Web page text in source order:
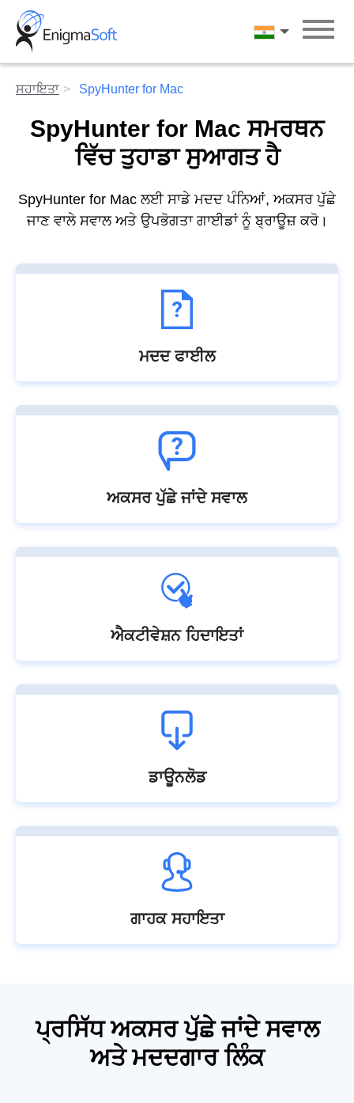
Skip
content
पंजाबी
ਸਹਾਇਤਾ SpyHunter for Mac
SpyHunter for Mac ਸਮਰਥਨ
ਵਿੱਚ ਤੁਹਾਡਾ ਸੁਆਗਤ ਹੈ
SpyHunter for Mac ਲਈ ਸਾਡੇ ਮਦਦ ਪੰਨਿਆਂ, ਅਕਸਰ ਪੁੱਛੇ
ਜਾਣ ਵਾਲੇ ਸਵਾਲ ਅਤੇ ਉਪਭੋਗਤਾ ਗਾਈਡਾਂ ਨੂੰ ਬ੍ਰਾਊਜ਼ ਕਰੋ।
ਮਦਦ ਫਾਈਲ
ਅਕਸਰ ਪੁੱਛੇ ਜਾਂਦੇ ਸਵਾਲ
ਐਕਟੀਵੇਸ਼ਨ ਹਿਦਾਇਤਾਂ
ਡਾਊਨਲੋਡ
ਗਾਹਕ ਸਹਾਇਤਾ
ਪ੍ਰਸਿੱਧ ਅਕਸਰ ਪੁੱਛੇ ਜਾਂਦੇ ਸਵਾਲ
ਅਤੇ ਮਦਦਗਾਰ ਲਿੰਕ